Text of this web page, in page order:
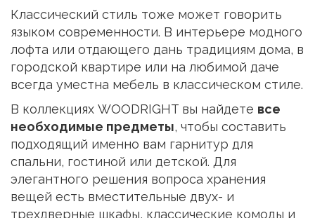
Классический стиль тоже может говорить
языком современности. В интерьере модного
лофта или отдающего дань традициям дома, в
городской квартире или на любимой даче
всегда уместна мебель в классическом стиле.
В коллекциях WOODRIGHT вы найдете все
необходимые предметы, чтобы составить
подходящий именно вам гарнитур для
спальни, гостиной или детской. Для
элегантного решения вопроса хранения
вещей есть вместительные двух- и
трехдверные шкафы, классические комоды и